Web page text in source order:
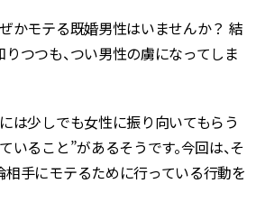
かモテる既婚男性はいませんか？ 結
つつも、つい男性の虜になってしま
は少しでも女性に振り向いてもらう
いること”があるそうです。今回は、そ
手にモテるために行っている行動を